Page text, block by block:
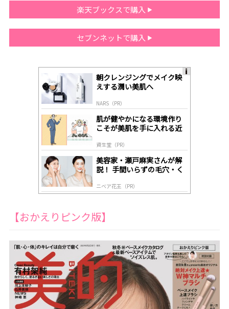
楽天ブックスで購入
セブンネットで購入
朝クレンジングでメイク映
えする潤い美肌へ
NARS（PR）
肌が健やかになる環境作り
こそが美肌を手に入れる近
資生堂（PR）
美容家・瀬戸麻実さんが解
説！ 手間いらずの毛穴・く
ニベア花王（PR）
【おかえりピンク版】